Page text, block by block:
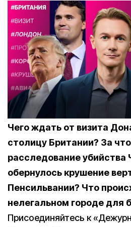
Чего ждать от визита
столицу Британии? За
расследование убийства
обернулось крушение
Пенсильвании? Что
нелегальном городе для
Присоединяйтесь к